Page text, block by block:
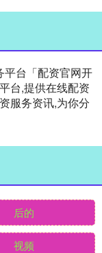
平台「配资官网开
台,提供在线配资
服务资讯,为你分
后的
视频